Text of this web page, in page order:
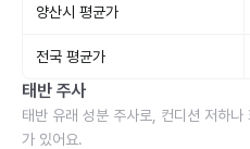
양산시 평균가
전국 평균가
태반 주사
태반 유래 성분 주사로, 컨디션 저하
가 있어요.